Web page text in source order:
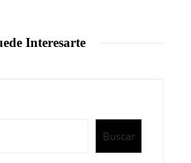
Interesarte
Buscar